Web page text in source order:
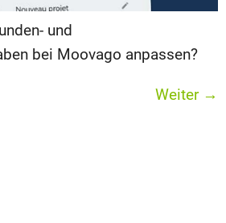
und
bei Moovago anpassen?
Weiter →